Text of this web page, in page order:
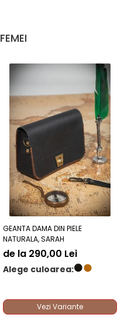
GEANTA DAMA DIN PIELE
NATURALA, SARAH
de la 290,00 Lei
Alege culoarea:
Vezi Variante